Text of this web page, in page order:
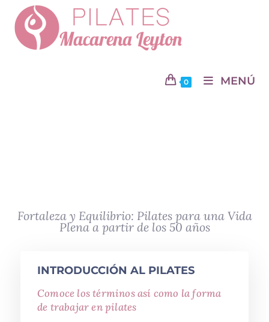
0 MENÚ
Cursos
Fortaleza y Equilibrio: Pilates para una Vida
Plena a partir de los 50 años
INTRODUCCIÓN AL PILATES
Comoce los términos así como la forma
de trabajar en pilates